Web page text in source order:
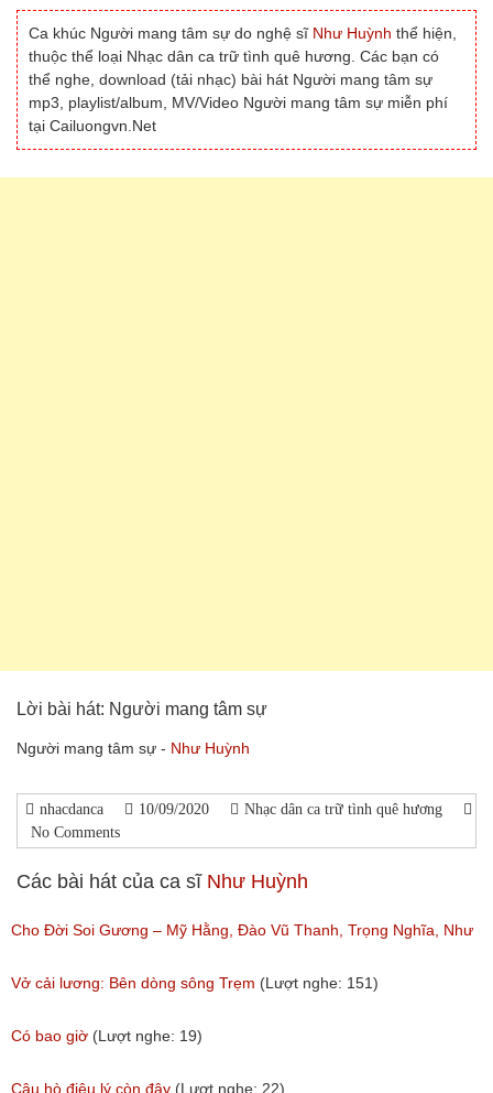
Ca khúc Người mang tâm sự do nghệ sĩ Như Huỳnh thể hiện,
thuộc thể loại Nhạc dân ca trữ tình quê hương. Các bạn có
thể nghe, download (tải nhạc) bài hát Người mang tâm sự
mp3, playlist/album, MV/Video Người mang tâm sự miễn phí
tại Cailuongvn.Net
Lời bài hát: Người mang tâm sự
Người mang tâm sự - Như Huỳnh
nhacdanca 10/09/2020
Nhạc dân ca trữ tình quê hương
No Comments
Các bài hát của ca sĩ Như Huỳnh
Cho Đời Soi Gương – Mỹ Hằng, Đào Vũ Thanh, Trọng Nghĩa, Như
Huỳnh
(Lượt nghe: 96)
Vở cải lương: Bên dòng sông Trẹm (Lượt nghe: 151)
Có bao giờ (Lượt nghe: 19)
Câu hò điệu lý còn đây (Lượt nghe: 22)